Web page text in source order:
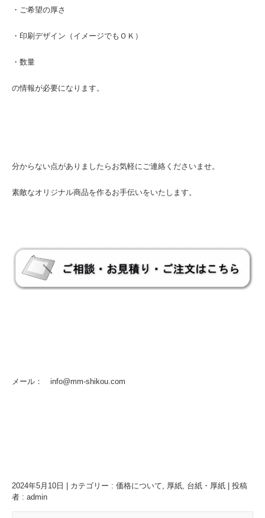
・ご希望の厚さ
・印刷デザイン（イメージでもＯＫ）
・数量
の情報が必要になります。
分からない点がありましたらお気軽にご連絡くださいませ。
素敵なオリジナル商品を作るお手伝いをいたします。
メール： info@mm-shikou.com
2024年5月10日 カテゴリー : 価格について 厚紙 台紙・厚紙
投稿
者 : admin